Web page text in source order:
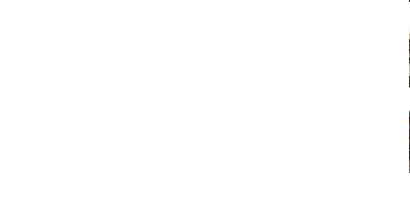
Suscríbete a nuestro
noticias del vapeo y la
Subscribe to our daily
of vaping and tobacco